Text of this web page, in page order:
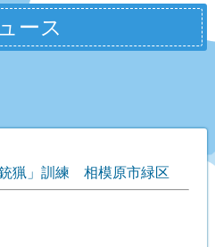
ース
猟」訓練 相模原市緑区